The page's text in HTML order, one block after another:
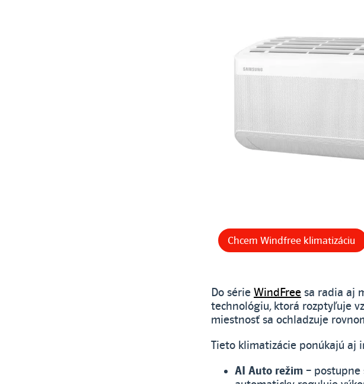
Chcem Windfree klimatizáciu
Do série WindFree sa radia aj
technológiu, ktorá rozptyľuje
miestnosť sa ochladzuje
Tieto klimatizácie ponúkajú aj
AI Auto režim – postupne